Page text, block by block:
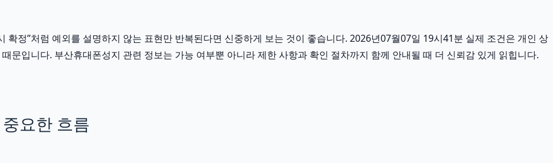
확정”처럼 예외를 설명하지 않는 표현만 반복된다면 신중하게 보는 것이 좋습니다. 2026년07월07일 19시41분 실제 조건은 개인 상
문입니다. 부산휴대폰성지 관련 정보는 가능 여부뿐 아니라 제한 사항과 확인 절차까지 함께 안내될 때 더 신뢰감 있게 읽힙니다.
요한 흐름